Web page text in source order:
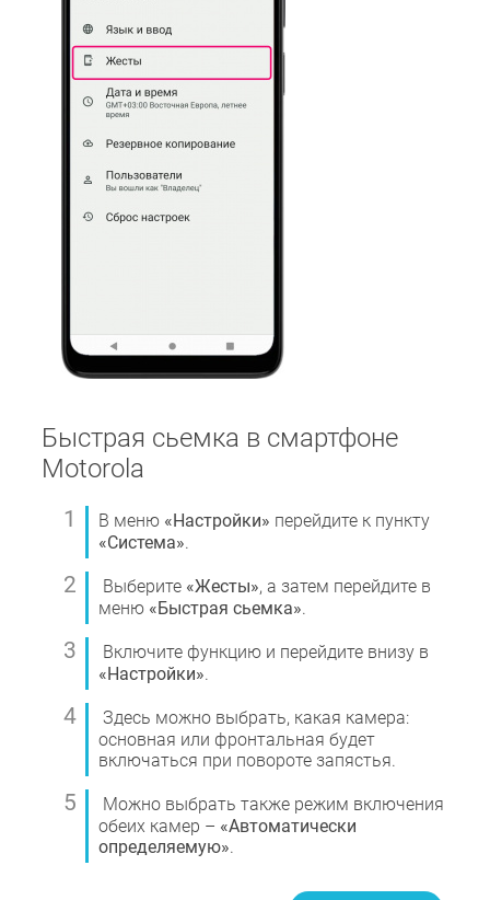
Быстрая сьемка в смартфоне
Motorola
В меню «Настройки» перейдите к пункту
«Система».
Выберите «Жесты», а затем перейдите в
меню «Быстрая сьемка».
Включите функцию и перейдите внизу в
«Настройки».
Здесь можно выбрать, какая камера:
основная или фронтальная будет
включаться при повороте запястья.
Можно выбрать также режим включения
обеих камер – «Автоматически
определяемую».